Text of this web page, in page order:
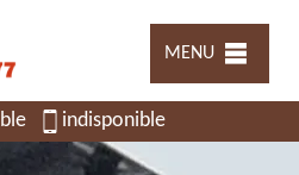
MENU
indisponible